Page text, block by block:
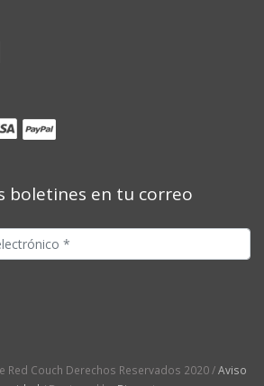
boletines en tu correo
Red Couch Derechos Reservados 2020 /Aviso